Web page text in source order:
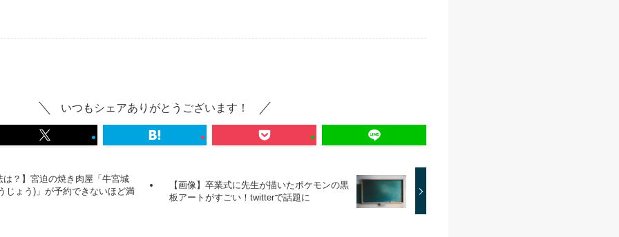
いつもシェアありがとうございます！
は？】宮迫の焼き肉屋「牛宮城
じょう)」が予約できないほど満
【画像】卒業式に先生が描いたポケモンの黒
板アートがすごい！twitterで話題に